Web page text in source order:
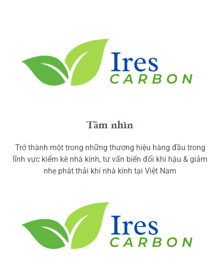
Tầm nhìn
Trở thành một trong những thương hiệu hàng đầu trong
lĩnh vực kiểm kê nhà kính, tư vấn biến đổi khí hậu & giảm
nhẹ phát thải khí nhà kính tại Việt Nam